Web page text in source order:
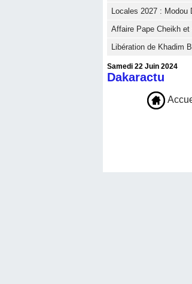
Locales 2027 : Modou
Affaire Pape Cheikh
Libération de Khadim
Samedi 22 Juin 2024
Dakaractu